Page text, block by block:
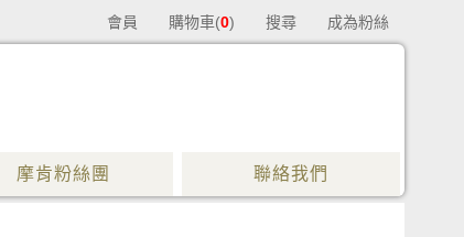
會員 購物車(0) 搜尋 成為粉絲
摩肯粉絲團 聯絡我們